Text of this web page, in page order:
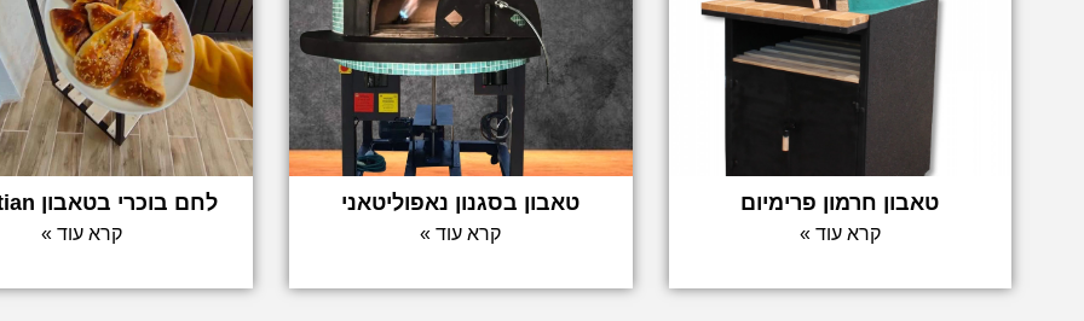
טאבון חרמון פרימיום
קרא עוד »
טאבון בסגנון נאפוליטאני
קרא עוד »
לחם בוכרי בטאבון Venetian
קרא עוד »